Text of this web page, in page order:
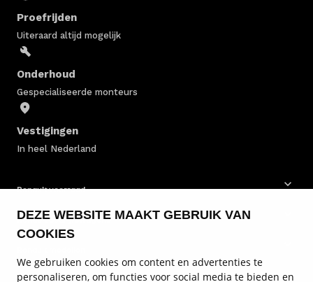
DEZE WEBSITE MAAKT GEBRUIK VAN
COOKIES
We gebruiken cookies om content en advertenties te
personaliseren, om functies voor social media te bieden en
Proefrijden
Uiteraard altijd mogelijk
Onderhoud
Gespecialiseerde monteurs
Vestigingen
In heel Nederland
Renault voorraad
Renault bedrijfswagens
Renault onderhoud